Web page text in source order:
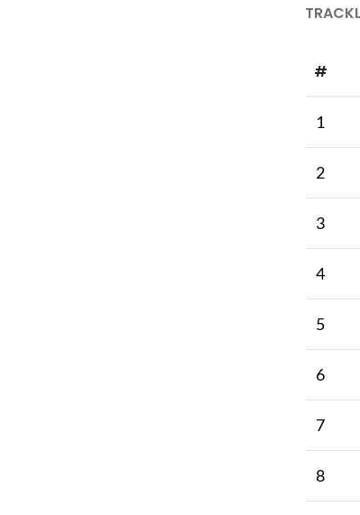
#
1
2
3
4
5
6
7
8